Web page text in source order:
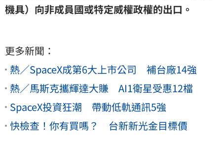
機具）向非成員國或特定威權政權的出口。
更多新聞：
熱／SpaceX成第6大上市公司 補台廠14強
熱／馬斯克攜輝達大賺 AI1衛星受惠12檔
SpaceX投資狂潮 帶動低軌通訊5強
快檢查！你有買嗎？ 台新新光金目標價